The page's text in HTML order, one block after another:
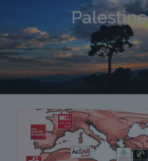
Palestine